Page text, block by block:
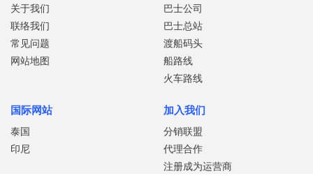
关于我们
联络我们
常见问题
网站地图
巴士公司
巴士总站
渡船码头
船路线
火车路线
国际网站
泰国
印尼
加入我们
分销联盟
代理合作
注册成为运营商